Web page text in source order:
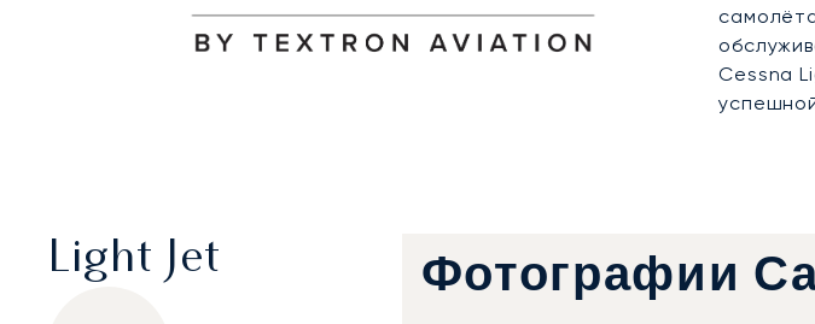
Cessna
Light Jet Фотографии